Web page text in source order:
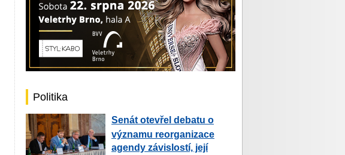
Politika
Senát otevřel debatu o
významu reorganizace
agendy závislostí, její